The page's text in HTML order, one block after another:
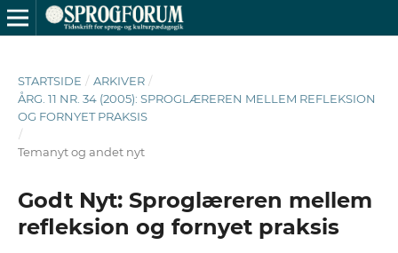
STARTSIDE / ARKIVER /
ÅRG. 11 NR. 34 (2005): SPROGLÆREREN MELLEM REFLEKSION
OG FORNYET PRAKSIS
/
Temanyt og andet nyt
Godt Nyt: Sproglæreren mellem
refleksion og fornyet praksis